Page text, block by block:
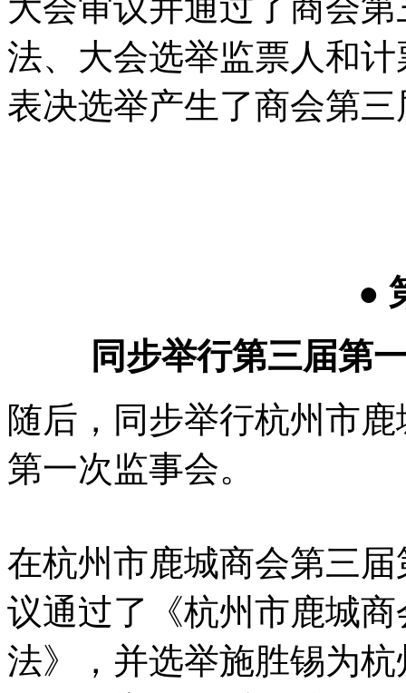
大会审议并通过了商会
法、大会选举监票人和
表决选举产生了商会第
●
同步举行第三届第
随后，同步举行杭州市
第一次监事会。
在杭州市鹿城商会第三
议通过了《杭州市鹿城
法》，并选举施胜锡为